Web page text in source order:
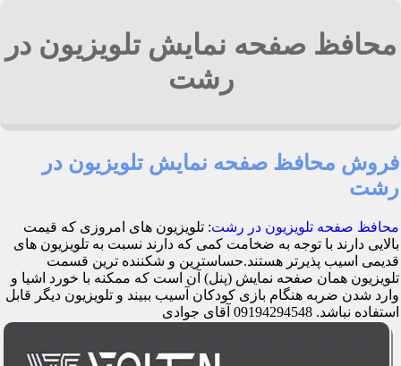
محافظ صفحه نمایش تلویزیون در
رشت
فروش محافظ صفحه نمایش تلویزیون در
رشت
محافظ صفحه تلویزیون در رشت: تلویزیون های امروزی که قیمت
بالایی دارند با توجه به ضخامت کمی که دارند نسبت به تلویزیون های
قدیمی اسیب پذیرتر هستند.حساسترین و شکننده ترین قسمت
تلویزیون همان صفحه نمایش (پنل) آن است که ممکنه با خورد اشیا و
وارد شدن ضربه هنگام بازی کودکان آسیب ببیند و تلویزیون دیگر قابل
استفاده نباشد. 09194294548 آقای جوادی